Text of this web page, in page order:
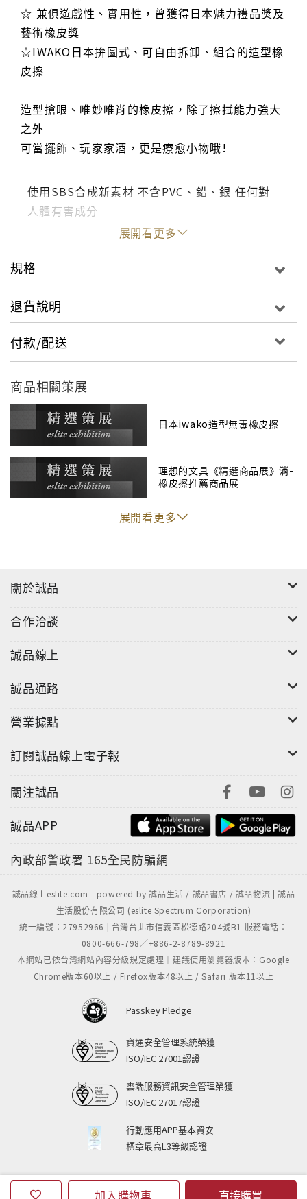
加入購物車 直接購買
☆ 兼俱遊戲性、實用性，曾獲得日本魅力禮品獎及
藝術橡皮獎
☆IWAKO日本拚圖式、可自由拆卸、組合的造型橡
皮擦
造型搶眼、唯妙唯肖的橡皮擦，除了擦拭能力強大
之外
可當擺飾、玩家家酒，更是療愈小物哦!
使用SBS合成新素材 不含PVC、鉛、銀 任何對
人體有害成分
通過美國材料和試驗協會 ASTM相關檢驗
※產地 :日本
※注意事項: 非食品 請勿食用
※每一組紙卡內之單個橡皮擦 每個尺寸都不同
※適用年齡: 3歲以上
"
展開看更多
規格
退貨說明
付款/配送
商品相關策展
日本iwako造型無毒橡皮擦
理想的文具《精選商品展》消-
橡皮擦推薦商品展
展開看更多
關於誠品
合作洽談
誠品線上
誠品通路
營業據點
訂閱誠品線上電子報
關注誠品
誠品APP
內政部警政署 165全民防騙網
誠品線上eslite.com - powered by 誠品生活 / 誠品書店 / 誠品物流 | 誠品
生活股份有限公司 (eslite Spectrum Corporation)
統一編號：27952966 | 台灣台北市信義區松德路204號B1 服務電話：
0800-666-798／+886-2-8789-8921
本網站已依台灣網站內容分級規定處理｜建議使用瀏覽器版本：Google
Chrome版本60以上 / Firefox版本48以上 / Safari 版本11以上
Passkey Pledge
資通安全管理系統榮獲
ISO/IEC 27001認證
雲端服務資訊安全管理榮獲
ISO/IEC 27017認證
行動應用APP基本資安
標章最高L3等級認證